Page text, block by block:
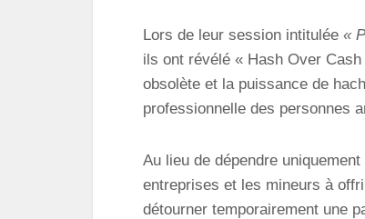
Lors de leur session intitulée «
ils ont révélé « Hash Over
obsolète et la puissance de
professionnelle des personnes
Au lieu de dépendre
entreprises et les mineurs à
détourner temporairement une